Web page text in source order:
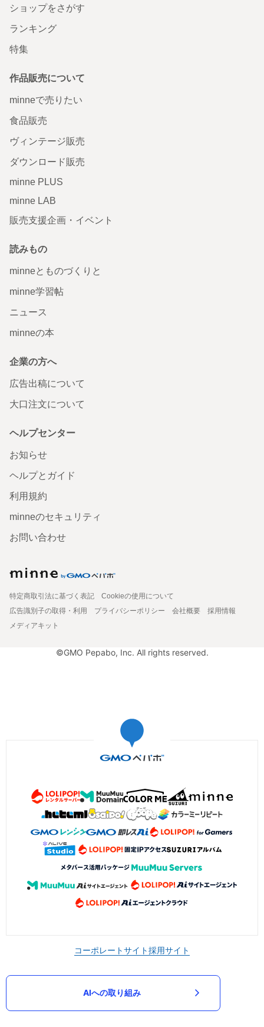
ショップをさがす
ランキング
特集
作品販売について
minneで売りたい
食品販売
ヴィンテージ販売
ダウンロード販売
minne PLUS
minne LAB
販売支援企画・イベント
読みもの
minneとものづくりと
minne学習帖
ニュース
minneの本
企業の方へ
広告出稿について
大口注文について
ヘルプセンター
お知らせ
ヘルプとガイド
利用規約
minneのセキュリティ
お問い合わせ
特定商取引法に基づく表記
Cookieの使用について
広告識別子の取得・利用
プライバシーポリシー 会社概要
採用情報
メディアキット
©GMO Pepabo, Inc. All rights reserved.
コーポレートサイト採用サイト
AIへの取り組み